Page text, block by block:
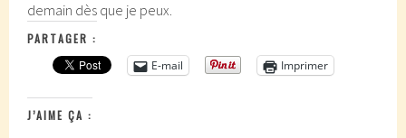
demain dès que je peux.
PARTAGER :
E-mail
Imprimer
J’AIME ÇA :